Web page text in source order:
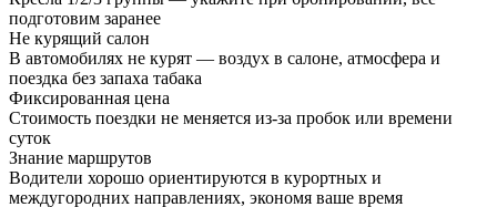
подготовим заранее
Не курящий салон
В автомобилях не курят — воздух в салоне, атмосфера и
поездка без запаха табака
Фиксированная цена
Стоимость поездки не меняется из-за пробок или времени
суток
Знание маршрутов
Водители хорошо ориентируются в курортных и
междугородних направлениях, экономя ваше время